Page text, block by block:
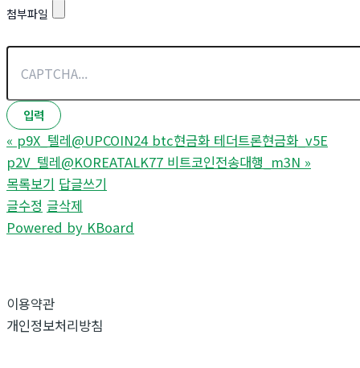
첨부파일
« p9X_텔레@UPCOIN24 btc현금화 테더트론현금화_v5E
p2V_텔레@KOREATALK77 비트코인전송대행_m3N »
목록보기 답글쓰기
글수정 글삭제
Powered by KBoard
이용약관
개인정보처리방침